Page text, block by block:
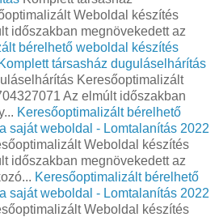
Weboldal készítés
időszakban megnövekedett az
bérelhető weboldal készítés
társasház duguláselhárítás
Keresőoptimalizált
Az elmúlt időszakban
Keresőoptimalizált bérelhető
saját weboldal - Lomtalanítás 2022
Weboldal készítés
időszakban megnövekedett az
Keresőoptimalizált bérelhető
saját weboldal - Lomtalanítás 2022
Weboldal készítés